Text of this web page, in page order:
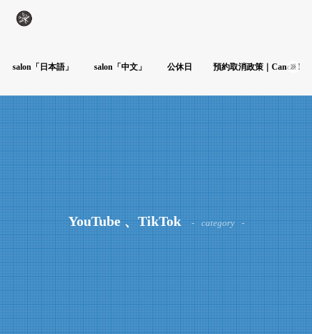
salon「日本語」 salon「中文」 公休日 預約取消政策｜Cancel
YouTube 、TikTok category